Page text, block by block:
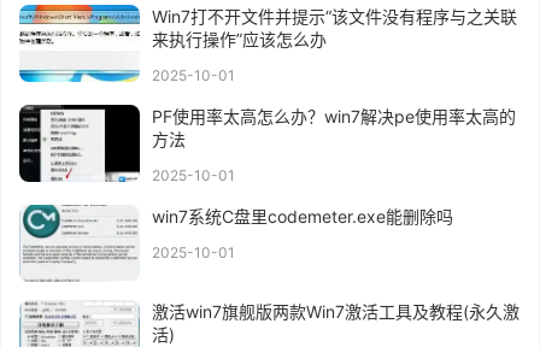
Win7打不开文件并提示“该文件没有程序与之关联
来执行操作”应该怎么办
2025-10-01
PF使用率太高怎么办？win7解决pe使用率太高的
方法
2025-10-01
win7系统C盘里codemeter.exe能删除吗
2025-10-01
激活win7旗舰版两款Win7激活工具及教程(永久激
活)